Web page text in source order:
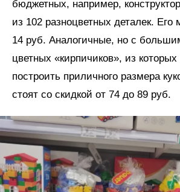
бюджетных, например,
из 102 разноцветных деталек. Его
14 руб. Аналогичные, но с
цветных «кирпичиков», из
построить приличного размера
стоят со скидкой от 74 до 89 руб.